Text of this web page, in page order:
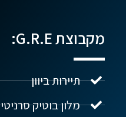
מקבוצת G.R.E:
תיירות ביוון
מלון בוטיק סרניטי